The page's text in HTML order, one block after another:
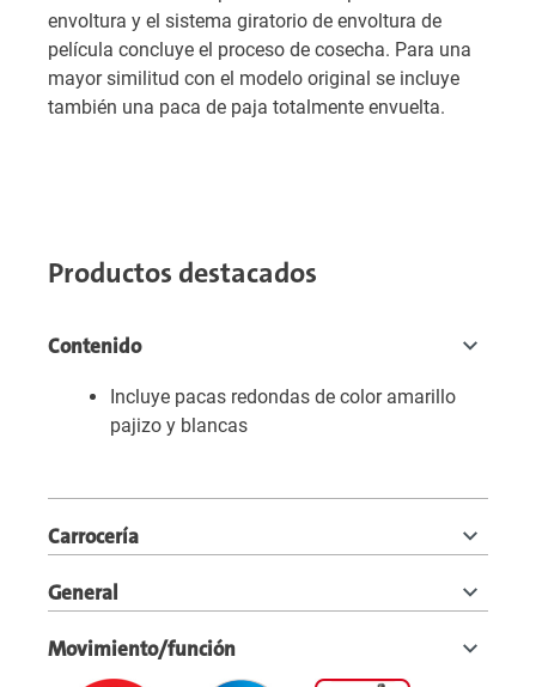
envoltura y el sistema giratorio de envoltura de
película concluye el proceso de cosecha. Para una
mayor similitud con el modelo original se incluye
también una paca de paja totalmente envuelta.
Productos destacados
Contenido
Incluye pacas redondas de color amarillo
pajizo y blancas
Carrocería
General
Movimiento/función